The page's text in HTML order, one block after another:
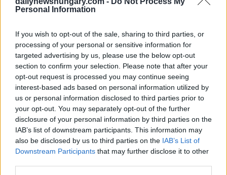
Personal Information
If you wish to opt-out of the sale, sharing to third parties, or
processing of your personal or sensitive information for
targeted advertising by us, please use the below opt-out
section to confirm your selection. Please note that after your
opt-out request is processed you may continue seeing
interest-based ads based on personal information utilized by
us or personal information disclosed to third parties prior to
your opt-out. You may separately opt-out of the further
disclosure of your personal information by third parties on the
IAB’s list of downstream participants. This information may
also be disclosed by us to third parties on the IAB’s List of
Downstream Participants that may further disclose it to other
Questa è l’opinione degli ungheresi su
Biden, Zelensky e Putin
Ufficio del Primo Ministro: sostenere la candidatura
dell’Ucraina all’UE nell’interesse nazionale dell’Ungheria
Sostenere l’Ucraina nei suoi sforzi per ottenere lo status di
candidato all’Unione Europea è un’idea nell’interesse
dell’Ungheria per quanto riguarda la sua politica per le
comunità ungheresi all’estero, ha detto martedì il presidente
della Corte János Árpád Potápi, segretario di Stato presso
l’ufficio del primo ministro.